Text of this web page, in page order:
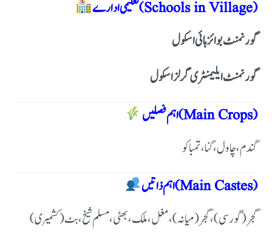
تعلیمی ادارے (Schools in Village)
گورنمنٹ بوائز ہائی اسکول
گورنمنٹ ایلیمنٹری گرلز اسکول
اہم فصلیں (Main Crops)
گندم، چاول ، گنا ، تمباکو
اہم ذاتیں (Main Castes)
گجر (گورسی) ، گجر (میانہ) ، مغل ، ملک ،بھٹی ،مسلم شیخ ، بٹ (کشمیری)